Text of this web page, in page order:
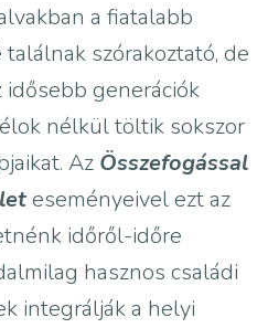
a fiatalabb
szórakoztató, de
generációk
nélkül töltik sokszor
Az Összefogással
eseményeivel ezt az
időről-időre
hasznos családi
integrálják a helyi